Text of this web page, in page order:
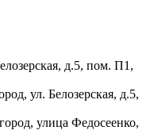
д.5, пом. П1,
ул. Белозерская, д.5,
улица Федосеенко,